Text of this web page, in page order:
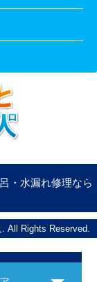
・水漏れ修理なら
All Rights Reserved.